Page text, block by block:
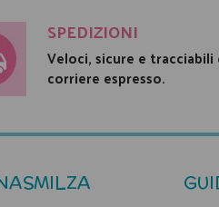
SPEDIZIONI
Veloci, sicure e tracciabili
corriere espresso.